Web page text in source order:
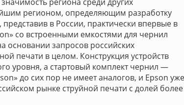
регионом, определяющим разработку
в России, практически впервые в
со встроенными емкостями для чернил
основании запросов российских
печати в целом. Конструкция устройств
уровня, а стартовый комплект чернил —
до сих пор не имеет аналогов, и Epson уже
рынке струйной печати с долей более